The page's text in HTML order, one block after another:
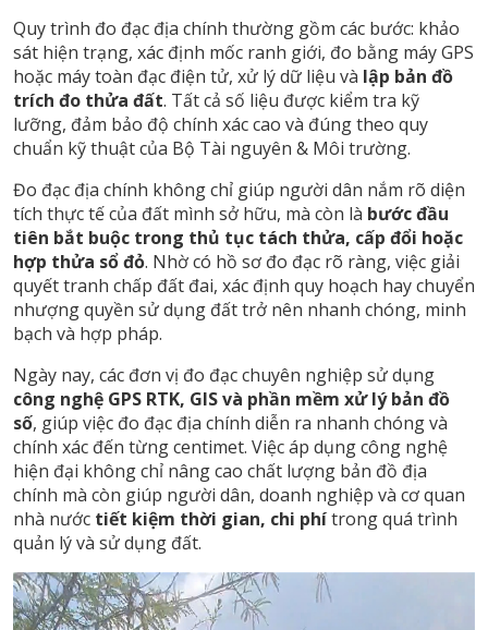
Quy trình đo đạc địa chính thường gồm các bước: khảo
sát hiện trạng, xác định mốc ranh giới, đo bằng máy GPS
hoặc máy toàn đạc điện tử, xử lý dữ liệu và lập bản đồ
trích đo thửa đất. Tất cả số liệu được kiểm tra kỹ
lưỡng, đảm bảo độ chính xác cao và đúng theo quy
chuẩn kỹ thuật của Bộ Tài nguyên & Môi trường.
Đo đạc địa chính không chỉ giúp người dân nắm rõ diện
tích thực tế của đất mình sở hữu, mà còn là bước đầu
tiên bắt buộc trong thủ tục tách thửa, cấp đổi hoặc
hợp thửa sổ đỏ. Nhờ có hồ sơ đo đạc rõ ràng, việc giải
quyết tranh chấp đất đai, xác định quy hoạch hay chuyển
nhượng quyền sử dụng đất trở nên nhanh chóng, minh
bạch và hợp pháp.
Ngày nay, các đơn vị đo đạc chuyên nghiệp sử dụng
công nghệ GPS RTK, GIS và phần mềm xử lý bản đồ
số, giúp việc đo đạc địa chính diễn ra nhanh chóng và
chính xác đến từng centimet. Việc áp dụng công nghệ
hiện đại không chỉ nâng cao chất lượng bản đồ địa
chính mà còn giúp người dân, doanh nghiệp và cơ quan
nhà nước tiết kiệm thời gian, chi phítrong quá trình
quản lý và sử dụng đất.